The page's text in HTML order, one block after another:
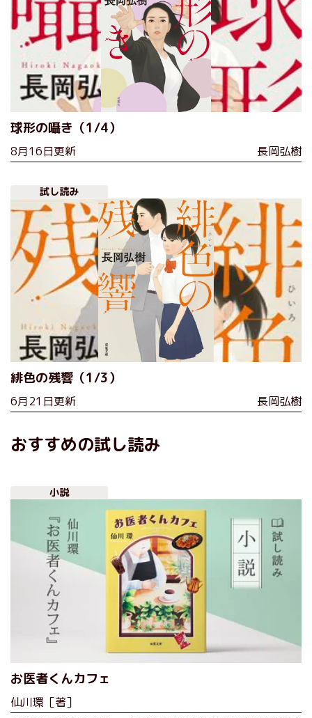
球形の囁き（1/4）
8月16日更新 長岡弘樹
試し読み
緋色の残響（1/3）
6月21日更新 長岡弘樹
おすすめの試し読み
小説
お医者くんカフェ
仙川環［著］